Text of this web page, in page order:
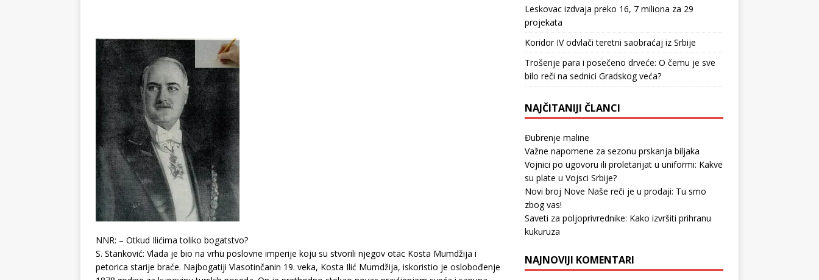
NNR: – Otkud Ilićima toliko bogatstvo?
S. Stanković: Vlada je bio na vrhu poslovne imperije koju su stvorili njegov otac Kosta Mumdžija i
petorica starije braće. Najbogatiji Vlasotinčanin 19. veka, Kosta Ilić Mumdžija, iskoristio je oslobođenje
Leskovac izdvaja preko 16, 7 miliona za 29
projekata
Koridor IV odvlači teretni saobraćaj iz Srbije
Trošenje para i posečeno drveće: O čemu je sve
bilo reči na sednici Gradskog veća?
NAJČITANIJI ČLANCI
Đubrenje maline
Važne napomene za sezonu prskanja biljaka
Vojnici po ugovoru ili proletarijat u uniformi: Kakve
su plate u Vojsci Srbije?
Novi broj Nove Naše reči je u prodaji: Tu smo
zbog vas!
Saveti za poljoprivrednike: Kako izvršiti prihranu
kukuruza
NAJNOVIJI KOMENTARI